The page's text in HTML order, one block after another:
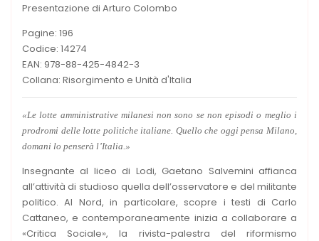
Presentazione di Arturo Colombo
Pagine: 196
Codice: 14274
EAN: 978-88-425-4842-3
Collana: Risorgimento e Unità d'Italia
«Le lotte amministrative milanesi non sono se non episodi o meglio i
prodromi delle lotte politiche italiane. Quello che oggi pensa Milano,
domani lo penserà l’Italia.»
Insegnante al liceo di Lodi, Gaetano Salvemini affianca
all’attività di studioso quella dell’osservatore e del militante
politico. Al Nord, in particolare, scopre i testi di Carlo
Cattaneo, e contemporaneamente inizia a collaborare a
«Critica Sociale», la rivista-palestra del riformismo